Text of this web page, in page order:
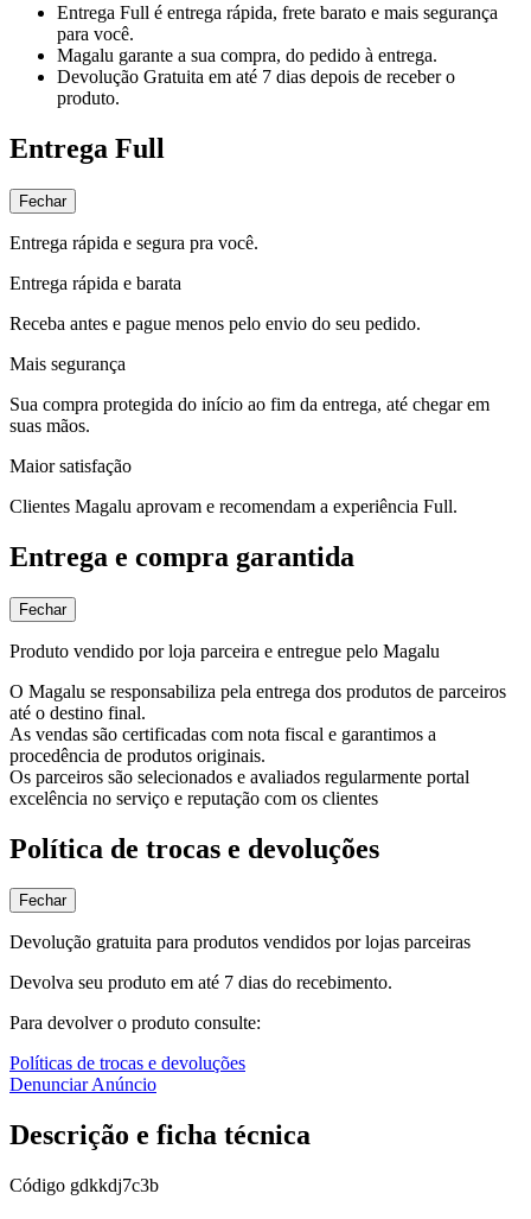
Entrega Full é entrega rápida, frete barato e mais segurança
para você.
Magalu garante a sua compra, do pedido à entrega.
Devolução Gratuita em até 7 dias depois de receber o
produto.
Entrega Full
Fechar
Entrega rápida e segura pra você.
Entrega rápida e barata
Receba antes e pague menos pelo envio do seu pedido.
Mais segurança
Sua compra protegida do início ao fim da entrega, até chegar em
suas mãos.
Maior satisfação
Clientes Magalu aprovam e recomendam a experiência Full.
Entrega e compra garantida
Fechar
Produto vendido por loja parceira e entregue pelo Magalu
O Magalu se responsabiliza pela entrega dos produtos de parceiros
até o destino final.
As vendas são certificadas com nota fiscal e garantimos a
procedência de produtos originais.
Os parceiros são selecionados e avaliados regularmente portal
excelência no serviço e reputação com os clientes
Política de trocas e devoluções
Fechar
Devolução gratuita para produtos vendidos por lojas parceiras
Devolva seu produto em até 7 dias do recebimento.
Para devolver o produto consulte:
Políticas de trocas e devoluções
Denunciar Anúncio
Descrição e ficha técnica
Código gdkkdj7c3b